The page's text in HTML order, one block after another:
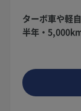
ターボ車や軽
半年・